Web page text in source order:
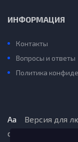
ИНФОРМАЦИЯ
Контакты
Вопросы и ответы
Политика
Aa Версия для
с ограниченными